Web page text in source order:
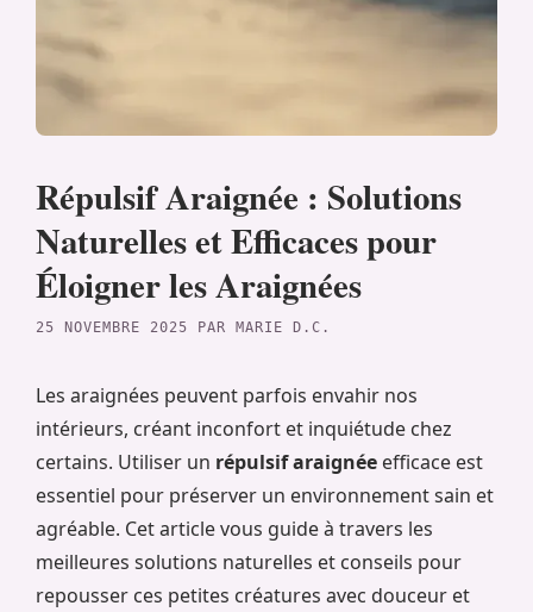
Répulsif Araignée : Solutions
Naturelles et Efficaces pour
Éloigner les Araignées
25 NOVEMBRE 2025 PAR MARIE D.C.
Les araignées peuvent parfois envahir nos
intérieurs, créant inconfort et inquiétude chez
certains. Utiliser un répulsif araignée efficace est
essentiel pour préserver un environnement sain et
agréable. Cet article vous guide à travers les
meilleures solutions naturelles et conseils pour
repousser ces petites créatures avec douceur et